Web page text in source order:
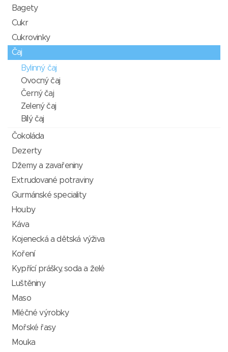
Bagety
Cukr
Cukrovinky
Čaj
Bylinný čaj
Ovocný čaj
Černý čaj
Zelený čaj
Bílý čaj
Čokoláda
Dezerty
Džemy a zavařeniny
Extrudované potraviny
Gurmánské speciality
Houby
Káva
Kojenecká a dětská výživa
Koření
Kypřící prášky, soda a želé
Luštěniny
Maso
Mléčné výrobky
Mořské řasy
Mouka